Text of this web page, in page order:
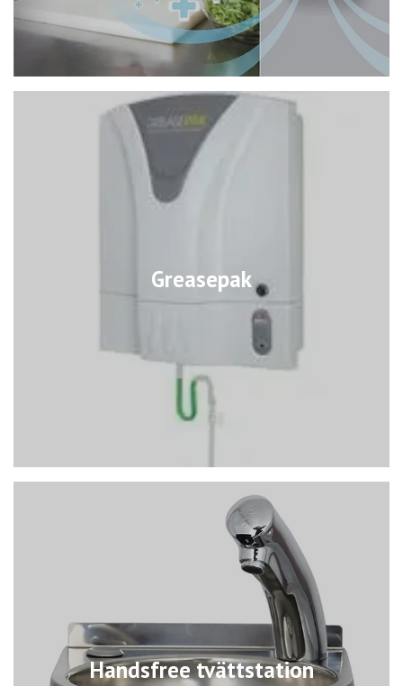
Greasepak
Handsfree tvättstation